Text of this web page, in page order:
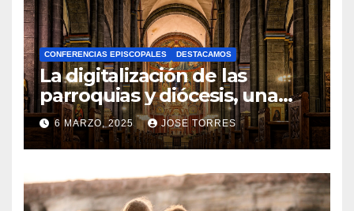
H
A
Y
C
O
M
N
T
CONFERENCIAS EPISCOPALES DESTACAMOS
La digitalización de las
parroquias y diócesis, una
realidad ya para el futuro de
la Iglesia
6 MARZO, 2025 JOSE TORRES
N
O
H